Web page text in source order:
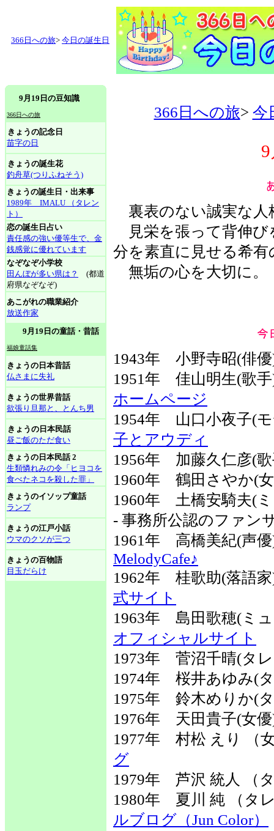
366日への旅> 今日の誕生日
9月19日の豆知識
366日への旅
きょうの記念日
苗字の日
きょうの誕生花
釣舟草(つりふねそう)
きょうの誕生日・出来事
1989年 IMALU （タレン
ト）
恋の誕生日占い
責任感の強い優等生で、金
銭感覚に優れています
なぞなぞ小学校
田んぼが多い県は？
(都道
府県なぞなぞ)
あこがれの職業紹介
放送作家
9月19日の童話・昔話
福娘童話集
きょうの日本昔話
仏さまに失礼
きょうの世界昔話
欲張り旦那と、とんち男
きょうの日本民話
昼ご飯のただ食い
きょうの日本民話 2
生類憐れみの令「ヒヨコを
食べたネコを殺した罪」
きょうのイソップ童話
ランプ
きょうの江戸小話
ウマのクソが三つ
きょうの百物語
目玉だらけ
366日への旅> 今
裏表のない誠実な人
見栄を張って背伸び
分を素直に見せる希
無垢の心を大切に。
1943年 小野寺昭(
1951年 佳山明生(
ホームページ
1954年 山口小夜
子とアウディ
1956年 加藤久仁彦(
1960年 鶴田さやか(
1960年 土橋安騎夫
- 事務所公認のファン
1961年 高橋美紀(
MelodyCafe♪
1962年 桂歌助(落
式サイト
1963年 島田歌穂(
オフィシャルサイト
1973年 菅沼千晴(タ
1974年 桜井あゆみ(
1975年 鈴木めりか(
1976年 天田貴子(女
1977年 村松 えり
グ
1979年 芦沢 統人 （
1980年 夏川 純 （
ルブログ（Jun Color）